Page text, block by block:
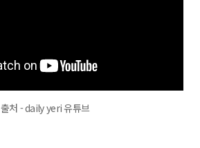
출처 - daily yeri 유튜브